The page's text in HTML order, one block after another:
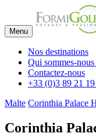
Menu
Nos destinations
Qui sommes-nous
Contactez-nous
+33 (0)3 89 21 19
Malte Corinthia Palace
Corinthia